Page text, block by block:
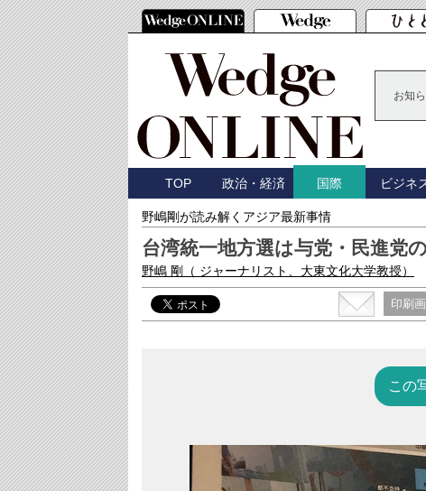
お知
TOP 政治・経済 国際 ビジネ
野嶋剛が読み解くアジア最新事情
台湾統一地方選は与党・民進党
野嶋 剛 （ ジャーナリスト、大東文化大学教授）
印刷
この